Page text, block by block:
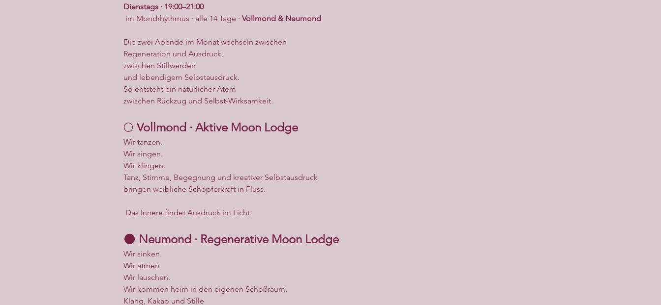
Dienstags · 19:00–21:00
im Mondrhythmus · alle 14 Tage · Vollmond & Neumond
Die zwei Abende im Monat wechseln zwischen
Regeneration und Ausdruck,
zwischen Stillwerden
und lebendigem Selbstausdruck.
So entsteht ein natürlicher Atem
zwischen Rückzug und Selbst-Wirksamkeit.
🌕 Vollmond · Aktive Moon Lodge
Wir tanzen.
Wir singen.
Wir klingen.
Tanz, Stimme, Begegnung und kreativer Selbstausdruck
bringen weibliche Schöpferkraft in Fluss.
Das Innere findet Ausdruck im Licht.
🌑 Neumond · Regenerative Moon Lodge
Wir sinken.
Wir atmen.
Wir lauschen.
Wir kommen heim in den eigenen Schoßraum.
Klang, Kakao und Stille